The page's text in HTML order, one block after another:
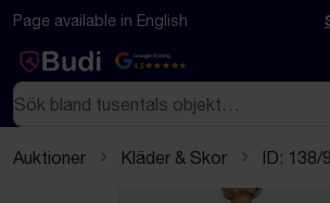
Hoppa till innehåll
Textbaserad (markdown) version av denna
Page available in English
Google Rating
4.5
Sök
Auktioner Kläder & Skor ID: 138/